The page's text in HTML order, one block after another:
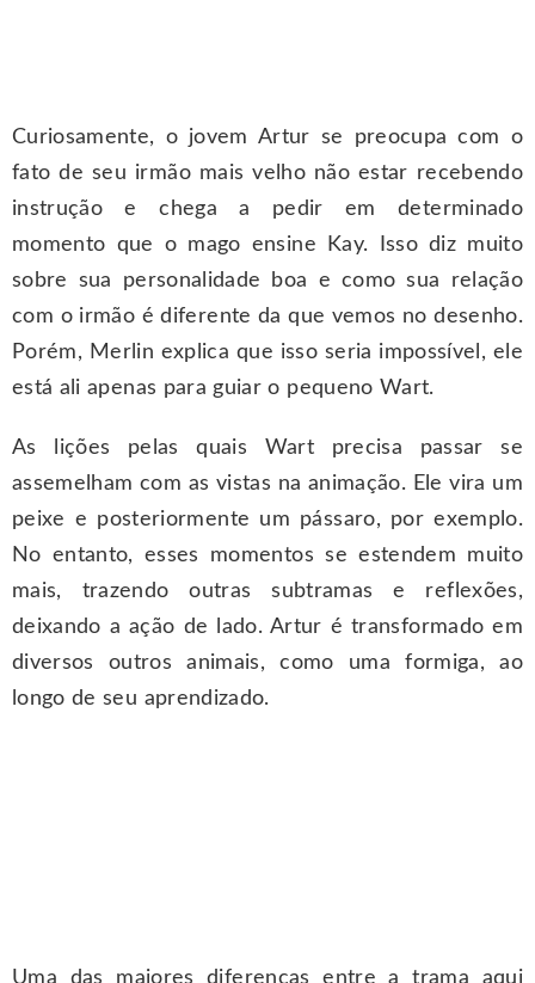
Curiosamente, o jovem Artur se preocupa com o
fato de seu irmão mais velho não estar recebendo
instrução e chega a pedir em determinado
momento que o mago ensine Kay. Isso diz muito
sobre sua personalidade boa e como sua relação
com o irmão é diferente da que vemos no desenho.
Porém, Merlin explica que isso seria impossível, ele
está ali apenas para guiar o pequeno Wart.
As lições pelas quais Wart precisa passar se
assemelham com as vistas na animação. Ele vira um
peixe e posteriormente um pássaro, por exemplo.
No entanto, esses momentos se estendem muito
mais, trazendo outras subtramas e reflexões,
deixando a ação de lado. Artur é transformado em
diversos outros animais, como uma formiga, ao
longo de seu aprendizado.
Uma das maiores diferenças entre a trama aqui